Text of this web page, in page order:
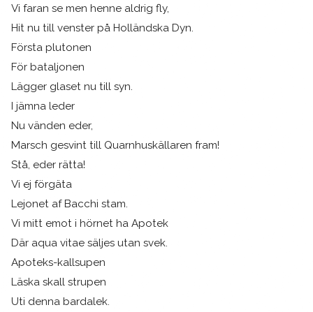
Vi faran se men henne aldrig fly,
Hit nu till venster på Holländska Dyn.
Första plutonen
För bataljonen
Lägger glaset nu till syn.
I jämna leder
Nu vänden eder,
Marsch gesvint till Quarnhuskällaren fram!
Stå, eder rätta!
Vi ej förgäta
Lejonet af Bacchi stam.
Vi mitt emot i hörnet ha Apotek
Där aqua vitae säljes utan svek.
Apoteks-kallsupen
Läska skall strupen
Uti denna bardalek.